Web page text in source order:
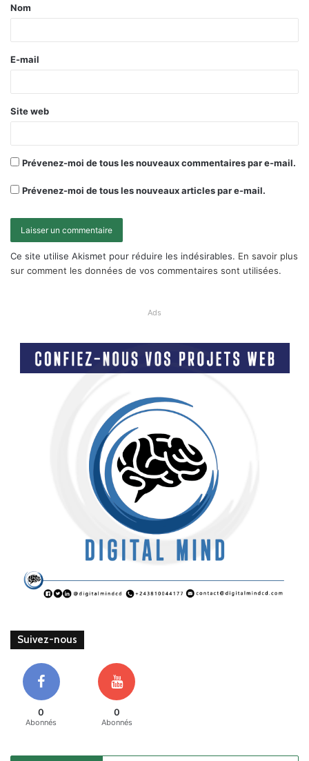
Nom
E-mail
Site web
Prévenez-moi de tous les nouveaux commentaires par e-mail.
Prévenez-moi de tous les nouveaux articles par e-mail.
Ce site utilise Akismet pour réduire les indésirables. En savoir plus
sur comment les données de vos commentaires sont utilisées.
Ads
Suivez-nous
0
Abonnés
0
Abonnés